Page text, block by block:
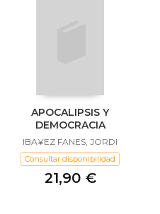
APOCALIPSIS Y
DEMOCRACIA
IBA¥EZ FANES, JORDI
Consultar disponibilidad
21,90 €